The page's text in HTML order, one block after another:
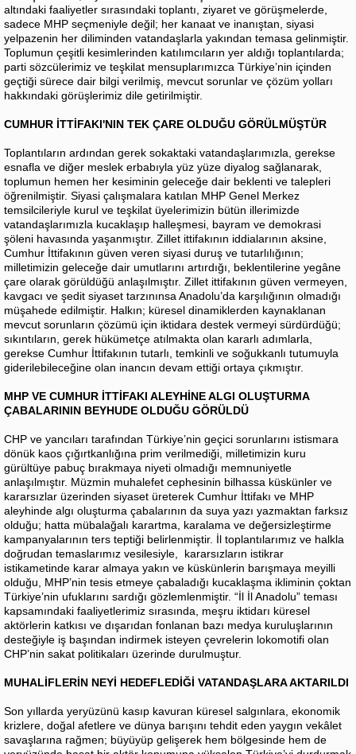
altındaki faaliyetler sırasındaki toplantı, ziyaret ve görüşmelerde,
sadece MHP seçmeniyle değil; her kanaat ve inanıştan, siyasi
yelpazenin her diliminden vatandaşlarla yakından temasa gelinmiştir.
Toplumun çeşitli kesimlerinden katılımcıların yer aldığı toplantılarda;
parti sözcülerimiz ve teşkilat mensuplarımızca Türkiye’nin içinden
geçtiği sürece dair bilgi verilmiş, mevcut sorunlar ve çözüm yolları
hakkındaki görüşlerimiz dile getirilmiştir.
CUMHUR İTTİFAKI'NIN TEK ÇARE OLDUĞU GÖRÜLMÜŞTÜR
Toplantıların ardından gerek sokaktaki vatandaşlarımızla, gerekse
esnafla ve diğer meslek erbabıyla yüz yüze diyalog sağlanarak,
toplumun hemen her kesiminin geleceğe dair beklenti ve talepleri
öğrenilmiştir. Siyasi çalışmalara katılan MHP Genel Merkez
temsilcileriyle kurul ve teşkilat üyelerimizin bütün illerimizde
vatandaşlarımızla kucaklaşıp halleşmesi, bayram ve demokrasi
şöleni havasında yaşanmıştır. Zillet ittifakının iddialarının aksine,
Cumhur İttifakının güven veren siyasi duruş ve tutarlılığının;
milletimizin geleceğe dair umutlarını artırdığı, beklentilerine yegâne
çare olarak görüldüğü anlaşılmıştır. Zillet ittifakının güven vermeyen,
kavgacı ve şedit siyaset tarzınınsa Anadolu’da karşılığının olmadığı
müşahede edilmiştir. Halkın; küresel dinamiklerden kaynaklanan
mevcut sorunların çözümü için iktidara destek vermeyi sürdürdüğü;
sıkıntıların, gerek hükümetçe atılmakta olan kararlı adımlarla,
gerekse Cumhur İttifakının tutarlı, temkinli ve soğukkanlı tutumuyla
giderilebileceğine olan inancın devam ettiği ortaya çıkmıştır.
MHP VE CUMHUR İTTİFAKI ALEYHİNE ALGI OLUŞTURMA
ÇABALARININ BEYHUDE OLDUĞU GÖRÜLDÜ
CHP ve yancıları tarafından Türkiye’nin geçici sorunlarını istismara
dönük kaos çığırtkanlığına prim verilmediği, milletimizin kuru
gürültüye pabuç bırakmaya niyeti olmadığı memnuniyetle
anlaşılmıştır. Müzmin muhalefet cephesinin bilhassa küskünler ve
kararsızlar üzerinden siyaset üreterek Cumhur İttifakı ve MHP
aleyhinde algı oluşturma çabalarının da suya yazı yazmaktan farksız
olduğu; hatta mübalağalı karartma, karalama ve değersizleştirme
kampanyalarının ters teptiği belirlenmiştir. İl toplantılarımız ve halkla
doğrudan temaslarımız vesilesiyle, kararsızların istikrar
istikametinde karar almaya yakın ve küskünlerin barışmaya meyilli
olduğu, MHP’nin tesis etmeye çabaladığı kucaklaşma ikliminin çoktan
Türkiye’nin ufuklarını sardığı gözlemlenmiştir. “İl İl Anadolu” teması
kapsamındaki faaliyetlerimiz sırasında, meşru iktidarı küresel
aktörlerin katkısı ve dışarıdan fonlanan bazı medya kuruluşlarının
desteğiyle iş başından indirmek isteyen çevrelerin lokomotifi olan
CHP’nin sakat politikaları üzerinde durulmuştur.
MUHALİFLERİN NEYİ HEDEFLEDİĞİ VATANDAŞLARA AKTARILDI
Son yıllarda yeryüzünü kasıp kavuran küresel salgınlara, ekonomik
krizlere, doğal afetlere ve dünya barışını tehdit eden yaygın vekâlet
savaşlarına rağmen; büyüyüp gelişerek hem bölgesinde hem de